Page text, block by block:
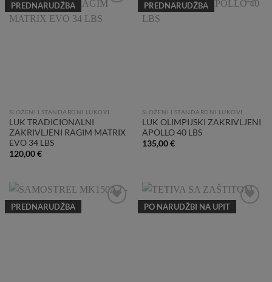
PREDNARUDŽBA
Wishlist
SLOŽENI I STANDARDNI LUKOVI
LUK TRADICIONALNI
ZAKRIVLJENI RAGIM MATRIX
EVO 34 LBS
120,00€
PREDNARUDŽBA
SLOŽENI I STANDARDNI LUKOVI
LUK OLIMPIJSKI ZAKRIVLJENI
APOLLO 40 LBS
135,00€
PREDNARUDŽBA PO NARUDŽBI NA UPIT
Add to